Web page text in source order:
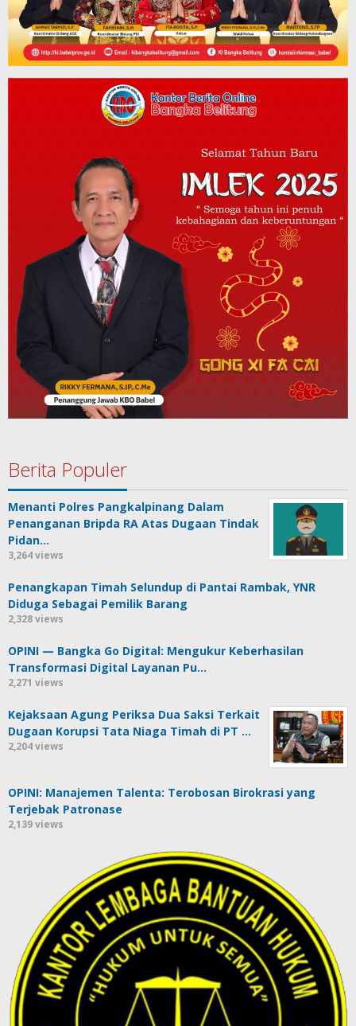
Berita Populer
Menanti Polres Pangkalpinang Dalam
Penanganan Bripda RA Atas Dugaan Tindak
Pidan…
3,264 views
Penangkapan Timah Selundup di Pantai Rambak, YNR
Diduga Sebagai Pemilik Barang
2,328 views
OPINI — Bangka Go Digital: Mengukur Keberhasilan
Transformasi Digital Layanan Pu…
2,271 views
Kejaksaan Agung Periksa Dua Saksi Terkait
Dugaan Korupsi Tata Niaga Timah di PT …
2,204 views
OPINI: Manajemen Talenta: Terobosan Birokrasi yang
Terjebak Patronase
2,139 views